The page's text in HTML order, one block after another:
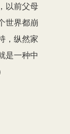
以前父母
世界都崩
，纵然家
是一种中